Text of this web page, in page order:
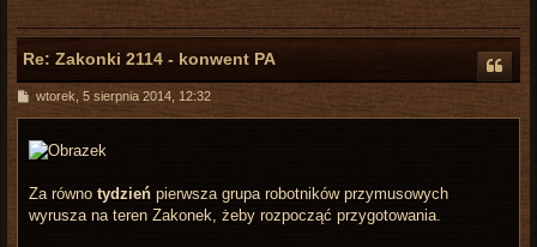
Re: Zakonki 2114 - konwent PA
P
t
wtorek, 5 sierpnia 2014, 12:32
Za równotydzień pierwsza grupa robotników przymusowych
wyrusza na teren Zakonek, żeby rozpocząć przygotowania.